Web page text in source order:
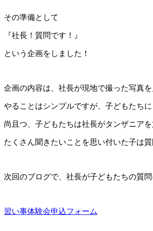
その準備として
『社長！質問です！』
という企画をしました！
企画の内容は、社長が現地で撮った写真
やることはシンプルですが、子どもたち
尚且つ、子どもたちは社長がタンザニア
たくさん聞きたいことを思い付いた子は
次回のブログで、社長が子どもたちの質
習い事体験会申込フォーム